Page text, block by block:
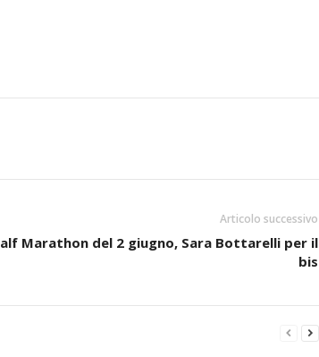
Articolo successivo
Marathon del 2 giugno, Sara Bottarelli per il
bis